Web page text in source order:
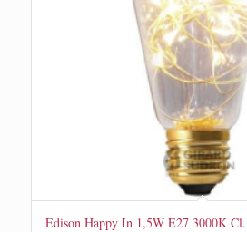
Edison Happy In 1,5W E27 3000K